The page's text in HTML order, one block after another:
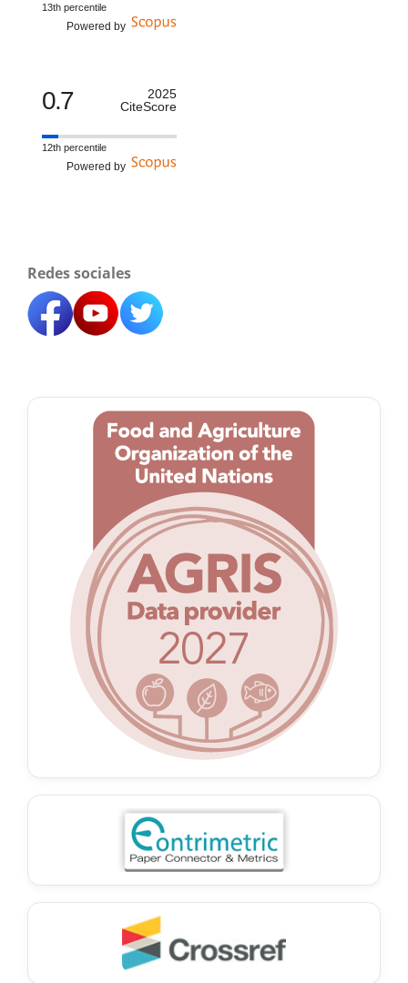
13th percentile
Powered by
0.7
2025
CiteScore
12th percentile
Powered by
Redes sociales